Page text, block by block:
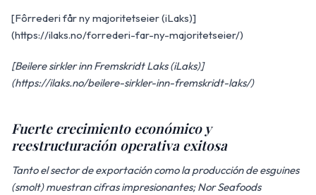
[Fôrrederi får ny majoritetseier (iLaks)]
(https://ilaks.no/forrederi-far-ny-majoritetseier/)
[Beilere sirkler inn Fremskridt Laks (iLaks)]
(https://ilaks.no/beilere-sirkler-inn-fremskridt-laks/)
Fuerte crecimiento económico y
reestructuración operativa exitosa
Tanto el sector de exportación como la producción de esguines
(smolt) muestran cifras impresionantes; Nor Seafoods